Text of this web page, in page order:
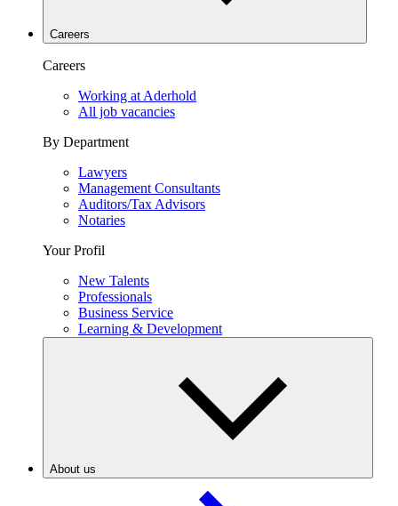
Careers
Careers
Working at Aderhold
All job vacancies
By Department
Lawyers
Management Consultants
Auditors/Tax Advisors
Notaries
Your Profil
New Talents
Professionals
Business Service
Learning & Development
About us